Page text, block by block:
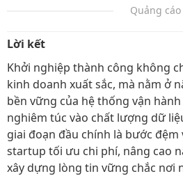
Quảng cáo
Lời kết
Khởi nghiệp thành công không
kinh doanh xuất sắc, mà nằm ở
bền vững của hệ thống vận
nghiêm túc vào chất lượng dữ
giai đoạn đầu chính là bước đệm
startup tối ưu chi phí, nâng cao
xây dựng lòng tin vững chắc nơi